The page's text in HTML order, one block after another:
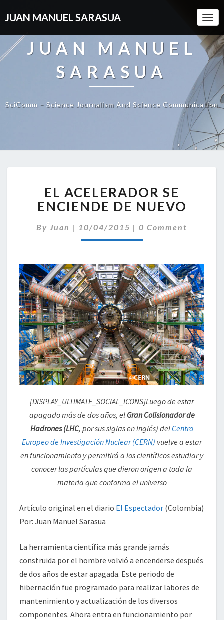
JUAN MANUEL SARASUA
JUAN MANUEL
SARASUA
SciComm – Science Journalism And Science Communication
ACELERADOR
SE
ENCIENDE
DE
EL ACELERADOR SE
ENCIENDE DE NUEVO
By Juan | 10/04/2015 | Comments
0 Comment
[DISPLAY_ULTIMATE_SOCIAL_ICONS]Luego de estar
apagado más de dos años, el Gran Colisionador de
Hadrones (LHC, por sus siglas en inglés) del Centro
Europeo de Investigación Nuclear (CERN) vuelve a estar
en funcionamiento y permitirá a los científicos estudiar y
conocer las partículas que dieron origen a toda la
materia que conforma el universo
Artículo original en el diario El Espectador (Colombia)
Por: Juan Manuel Sarasua
La herramienta científica más grande jamás
construida por el hombre volvió a encenderse después
de dos años de estar apagada. Este periodo de
hibernación fue programado para realizar labores de
mantenimiento y actualización de los diversos
componentes. Ahora entra en funcionamiento por